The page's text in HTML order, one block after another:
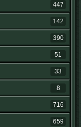
447
142
390
51
33
8
716
659